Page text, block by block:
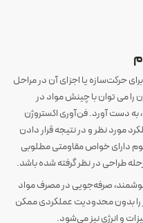
حرکت‌سازه یا اجزای آن در مراحل
را می توان با چینش مواد در
دست آورد. فن‌آوری اکستروژن
مورد نظر و در نتیجه قرار دادن
دارای خواص مقاومتی مطلوبی
طراحی در نظر گرفته شده باشد.
صرفه‌جویی در مصرف مواد
را بدون محدودیت عملکردی ممکن
و انرژی نیز می‌شود.